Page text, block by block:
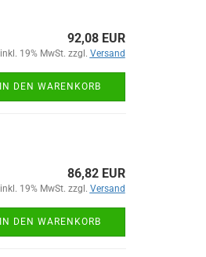
92,08 EUR
inkl. 19% MwSt. zzgl. Versand
IN DEN WARENKORB
86,82 EUR
inkl. 19% MwSt. zzgl. Versand
IN DEN WARENKORB